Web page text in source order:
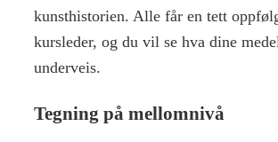
kunsthistorien. Alle får en tett
kursleder, og du vil se hva dine
underveis.
Tegning på mellomnivå